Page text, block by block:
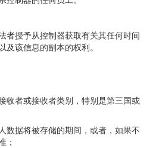
者授予从控制器获取有关其任何时间
该信息的副本的权利。
收者或接收者类别，特别是第三国或
数据将被存储的期间，或者，如果不
；